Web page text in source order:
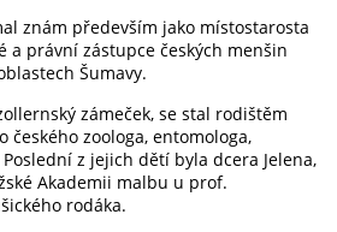
znám především jako místostarosta
a právní zástupce českých menšin
Šumavy.
zámeček, se stal rodištěm
českého zoologa, entomologa,
z jejich dětí byla dcera Jelena,
Akademii malbu u prof.
rodáka.